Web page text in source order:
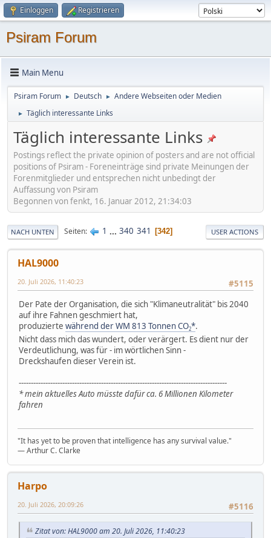
Einloggen Registrieren
Psiram Forum
Main Menu
Psiram Forum ► Deutsch ► Andere Webseiten oder Medien
► Täglich interessante Links
Täglich interessante Links
Postings reflect the private opinion of posters and are not official
positions of Psiram - Foreneinträge sind private Meinungen der
Forenmitglieder und entsprechen nicht unbedingt der
Auffassung von Psiram
Begonnen von fenkt, 16. Januar 2012, 21:34:03
NACH UNTEN Seiten 1 ... 340 341 342 USER ACTIONS
HAL9000
#5115
20. Juli 2026, 11:40:23
Der Pate der Organisation, die sich "Klimaneutralität" bis 2040
auf ihre Fahnen geschmiert hat,
produzierte während der WM 813 Tonnen CO2*.
Nicht dass mich das wundert, oder verärgert. Es dient nur der
Verdeutlichung, was für - im wörtlichen Sinn -
Dreckshaufen dieser Verein ist.
--------------------------------------------------------------------------------------
* mein aktuelles Auto müsste dafür ca. 6 Millionen Kilometer
fahren
"It has yet to be proven that intelligence has any survival value."
― Arthur C. Clarke
Harpo
#5116
20. Juli 2026, 20:09:26
Zitat von: HAL9000 am 20. Juli 2026, 11:40:23